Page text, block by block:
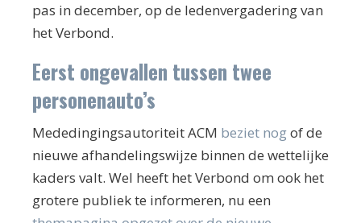
pas in december, op de ledenvergadering van
het Verbond.
Eerst ongevallen tussen twee
personenauto’s
Mededingingsautoriteit ACM beziet nogof de
nieuwe afhandelingswijze binnen de wettelijke
kaders valt. Wel heeft het Verbond om ook het
grotere publiek te informeren, nu een